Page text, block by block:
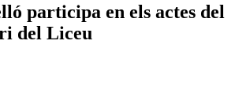
participa en els actes del
del Liceu